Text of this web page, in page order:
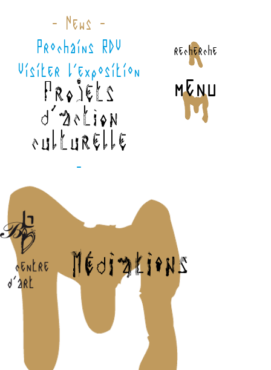
recherche
menu
- News -
Prochains RDV
Visiter l'exposition
Projets
d'action
culturelle
-